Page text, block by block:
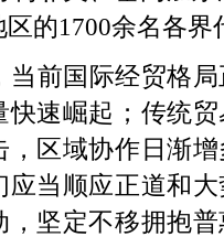
的1700余名各界
当前国际经贸格
快速崛起；传统
，区域协作日渐
应当顺应正道和
，坚定不移拥抱